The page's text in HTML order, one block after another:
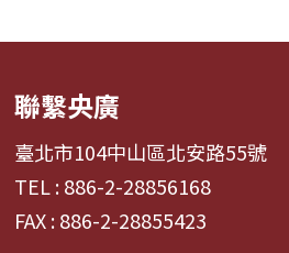
聯繫央廣
臺北市104中山區北安路55號
TEL : 886-2-28856168
FAX : 886-2-28855423